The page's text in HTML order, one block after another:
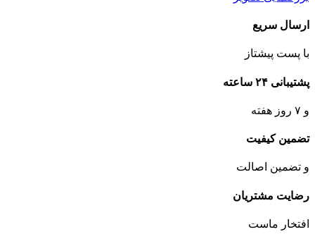
ارسال سریع
با پست پیشتاز
پشتیبانی ۲۴ ساعته
و ۷ روز هفته
تضمین کیفیت
و تضمین اصالت
رضایت مشتریان
افتخار ماست